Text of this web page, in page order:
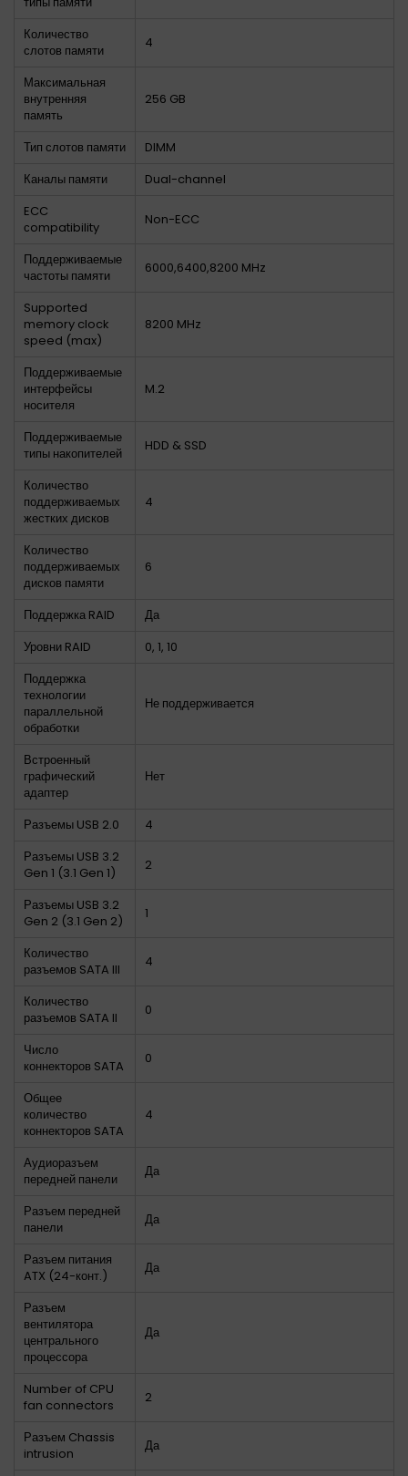
Количество
слотов памяти
4
Максимальная
внутренняя
память
256 GB
Тип слотов памяти
DIMM
Каналы памяти
Dual-channel
ECC
сompatibility
Non-ECC
Поддерживаемые
частоты памяти
6000,6400,8200 MHz
Supported
memory clock
speed (max)
8200 MHz
Поддерживаемые
интерфейсы
носителя
M.2
Поддерживаемые
типы накопителей
HDD & SSD
Количество
поддерживаемых
жестких дисков
4
Количество
поддерживаемых
дисков памяти
6
Поддержка RAID
Да
Уровни RAID
0, 1, 10
Поддержка
технологии
параллельной
обработки
Не поддерживается
Встроенный
графический
адаптер
Нет
Разъемы USB 2.0
4
Разъемы USB 3.2
Gen 1 (3.1 Gen 1)
2
Разъемы USB 3.2
Gen 2 (3.1 Gen 2)
1
Количество
разъемов SATA III
4
Количество
разъемов SATA II
0
Число
коннекторов SATA
0
Общее
количество
коннекторов SATA
4
Аудиоразъем
передней панели
Да
Разъем передней
панели
Да
Разъем питания
ATX (24-конт.)
Да
Разъем
вентилятора
центрального
процессора
Да
Number of CPU
fan connectors
2
Разъем Chassis
intrusion
Да